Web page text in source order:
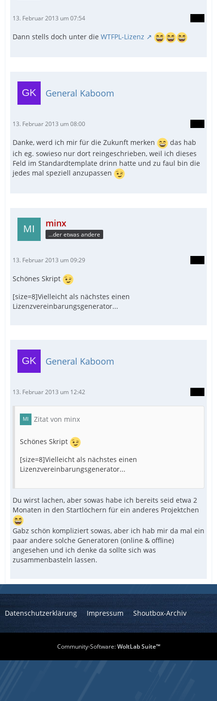
13. Februar 2013 um 07:54
Dann stells doch unter die WTFPL-Lizenz
General Kaboom
13. Februar 2013 um 08:00
Danke, werd ich mir für die Zukunft merken
das hab
ich eg. sowieso nur dort reingeschrieben, weil ich dieses
Feld im Standardtemplate drinn hatte und zu faul bin die
jedes mal speziell anzupassen
minx
...der etwas andere
13. Februar 2013 um 09:29
Schönes Skript
[size=8]Vielleicht als nächstes einen
Lizenzvereinbarungsgenerator...
General Kaboom
13. Februar 2013 um 12:42
Zitat von minx
Schönes Skript
[size=8]Vielleicht als nächstes einen
Lizenzvereinbarungsgenerator...
Du wirst lachen, aber sowas habe ich bereits seid etwa 2
Monaten in den Startlöchern für ein anderes Projektchen
Gabz schön kompliziert sowas, aber ich hab mir da mal ein
paar andere solche Generatoren (online & offline)
angesehen und ich denke da sollte sich was
zusammenbasteln lassen.
Datenschutzerklärung Impressum Shoutbox-Archiv
Community-Software:WoltLab Suite™